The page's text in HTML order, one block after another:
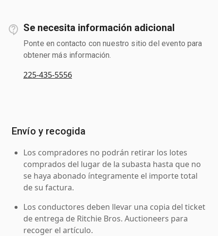
Se necesita información adicional
Ponte en contacto con nuestro sitio del evento para
obtener más información.
225-435-5556
Envío y recogida
Los compradores no podrán retirar los lotes
comprados del lugar de la subasta hasta que no
se haya abonado íntegramente el importe total
de su factura.
Los conductores deben llevar una copia del ticket
de entrega de Ritchie Bros. Auctioneers para
recoger el artículo.